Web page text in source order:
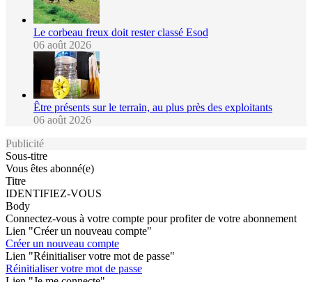
Le corbeau freux doit rester classé Esod
06 août 2026
Être présents sur le terrain, au plus près des exploitants
06 août 2026
Publicité
Sous-titre
Vous êtes abonné(e)
Titre
IDENTIFIEZ-VOUS
Body
Connectez-vous à votre compte pour profiter de votre abonnement
Lien "Créer un nouveau compte"
Créer un nouveau compte
Lien "Réinitialiser votre mot de passe"
Réinitialiser votre mot de passe